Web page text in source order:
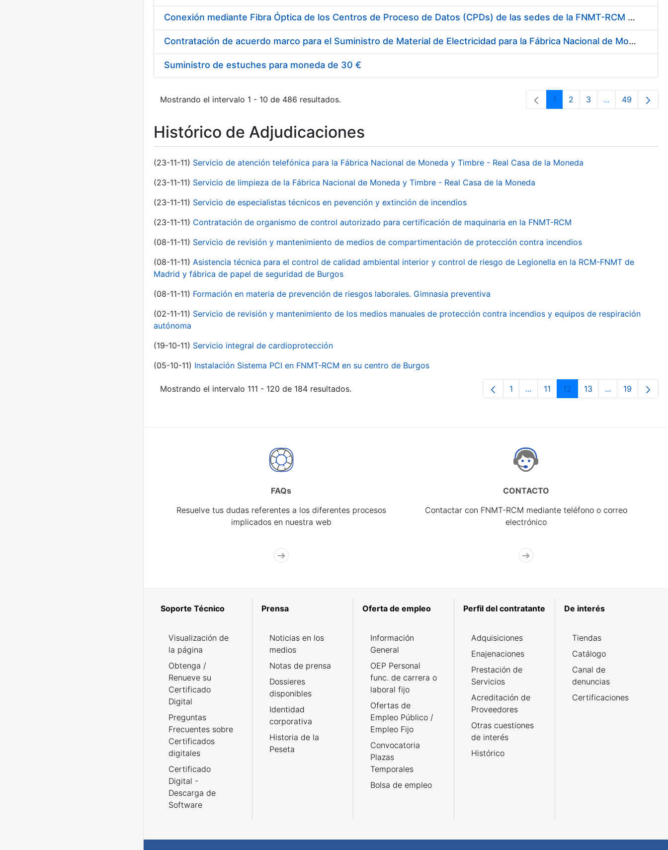
Conexión mediante Fibra Óptica de los Centros de Proceso de Datos (CPDs) de las sedes de la FNMT-RCM de Burgos y Madrid
Contratación de acuerdo marco para el Suministro de Material de Electricidad para la Fábrica Nacional de Moneda y Timbre-Real Casa de la Moneda en su centro de trabajo de Burgos
Suministro de estuches para moneda de 30 €
Mostrando el intervalo 1 - 10 de 486 resultados. Página
1 Página
2 Página
3 ...PáginasPágina
49
Histórico de Adjudicaciones
(23-11-11) Servicio de atención telefónica para la Fábrica Nacional de Moneda y Timbre - Real Casa de la Moneda
(23-11-11) Servicio de limpieza de la Fábrica Nacional de Moneda y Timbre - Real Casa de la Moneda
(23-11-11) Servicio de especialistas técnicos en pevención y extinción de incendios
(23-11-11) Contratación de organismo de control autorizado para certificación de maquinaria en la FNMT-RCM
(08-11-11) Servicio de revisión y mantenimiento de medios de compartimentación de protección contra incendios
(08-11-11) Asistencia técnica para el control de calidad ambiental interior y control de riesgo de Legionella en la RCM-FNMT de
Madrid y fábrica de papel de seguridad de Burgos
(08-11-11) Formación en materia de prevención de riesgos laborales. Gimnasia preventiva
(02-11-11) Servicio de revisión y mantenimiento de los medios manuales de protección contra incendios y equipos de respiración
autónoma
(19-10-11) Servicio integral de cardioprotección
(05-10-11) Instalación Sistema PCI en FNMT-RCM en su centro de Burgos
Mostrando el intervalo 111 - 120 de 184 resultados. Página
1 ...Páginas intermedias Use TAB para
Página
11 Página
12 Página
13 ...PáginasPágina
19
FAQs
Resuelve tus dudas referentes a los diferentes procesos
implicados en nuestra web
CONTACTO
Contactar con FNMT-RCM mediante teléfono o correo
electrónico
Soporte Técnico
Visualización de
la página
Obtenga /
Renueve su
Certificado
Digital
Preguntas
Frecuentes sobre
Certificados
digitales
Certificado
Digital -
Descarga de
Software
Prensa
Noticias en los
medios
Notas de prensa
Dossieres
disponibles
Identidad
corporativa
Historia de la
Peseta
Oferta de empleo
Información
General
OEP Personal
func. de carrera o
laboral fijo
Ofertas de
Empleo Público /
Empleo Fijo
Convocatoria
Plazas
Temporales
Bolsa de empleo
Perfil del contratante
Adquisiciones
Enajenaciones
Prestación de
Servicios
Acreditación de
Proveedores
Otras cuestiones
de interés
Histórico
De interés
Tiendas
Catálogo
Canal de
denuncias
Certificaciones